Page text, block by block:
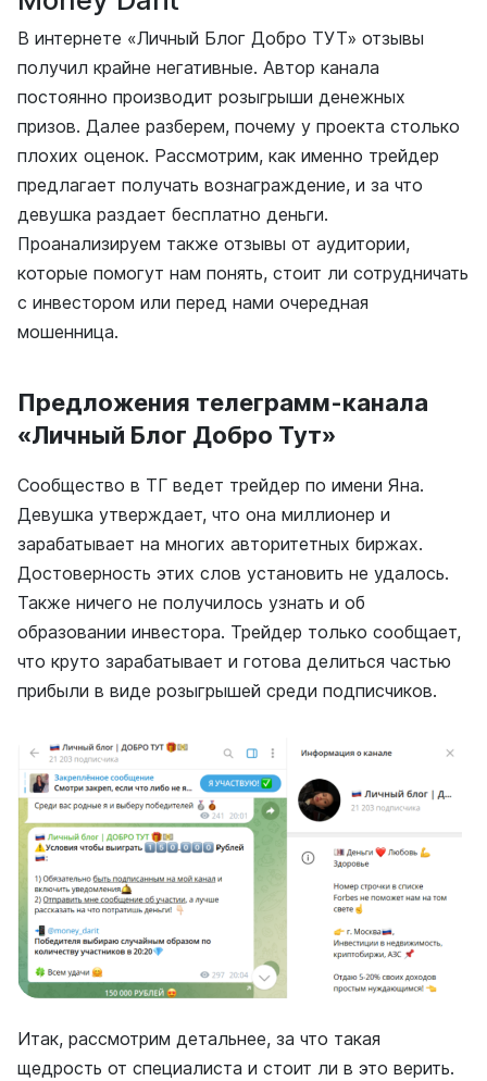
В интернете «Личный Блог Добро ТУТ» отзывы
получил крайне негативные. Автор канала
постоянно производит розыгрыши денежных
призов. Далее разберем, почему у проекта столько
плохих оценок. Рассмотрим, как именно трейдер
предлагает получать вознаграждение, и за что
девушка раздает бесплатно деньги.
Проанализируем также отзывы от аудитории,
которые помогут нам понять, стоит ли сотрудничать
с инвестором или перед нами очередная
мошенница.
Предложения телеграмм-канала
«Личный Блог Добро Тут»
Сообщество в ТГ ведет трейдер по имени Яна.
Девушка утверждает, что она миллионер и
зарабатывает на многих авторитетных биржах.
Достоверность этих слов установить не удалось.
Также ничего не получилось узнать и об
образовании инвестора. Трейдер только сообщает,
что круто зарабатывает и готова делиться частью
прибыли в виде розыгрышей среди подписчиков.
Итак, рассмотрим детальнее, за что такая
щедрость от специалиста и стоит ли в это верить.